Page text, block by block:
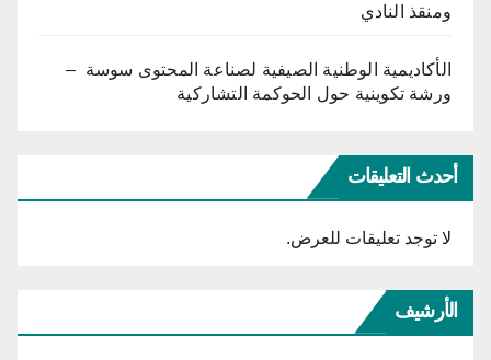
ومنقذ النادي
الأكاديمية الوطنية الصيفية لصناعة المحتوى سوسة –
ورشة تكوينية حول الحوكمة التشاركية
أحدث التعليقات
لا توجد تعليقات للعرض.
الأرشيف